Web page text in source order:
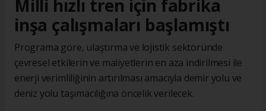
Milli hızlı tren için fabrika
inşa çalışmaları başlamıştı
Programa göre, ulaştırma ve lojistik sektöründe
çevresel etkilerin ve maliyetlerin en aza indirilmesi ile
enerji verimliliğinin artırılması amacıyla demir yolu ve
deniz yolu taşımacılığına öncelik verilecek.